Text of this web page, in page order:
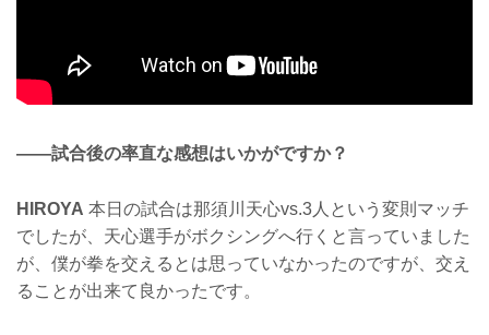
——試合後の率直な感想はいかがですか？
HIROYA 本日の試合は那須川天心vs.3人という変則マッチ
でしたが、天心選手がボクシングへ行くと言っていました
が、僕が拳を交えるとは思っていなかったのですが、交え
ることが出来て良かったです。